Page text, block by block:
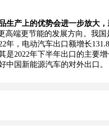
产上的优势会进一步放大
端更节能的发展方向。我
，电动汽车出口额增长
2022年下半年出口的主要
国新能源汽车的对外出口。